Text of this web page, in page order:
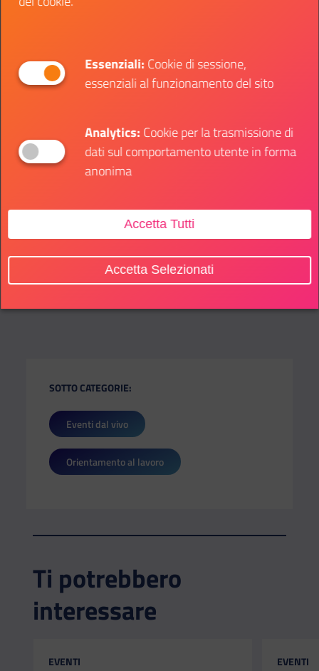
Junior Data Visualization Analyst - area
apprendistato o contratto indeterminato.
Se aspiri a una carriera in Deloitte dai un’occhiata
agli altri
eventi in programma
challenge e business game con cui metterti alla
Non hai ancora un CV con cui presentarti al
colloquio?Crealo qui gratuitamentee con pochi
SOTTO CATEGORIE:
Eventi dal vivo
Orientamento al lavoro
Ti potrebbero
interessare
CATEGORIA:
EVENTI EVENTI
Essenziali:Cookie di sessione,
essenziali al funzionamento del sito
Analytics:Cookie per la trasmissione di
dati sul comportamento utente in forma
anonima
Accetta Tutti
Accetta Selezionati